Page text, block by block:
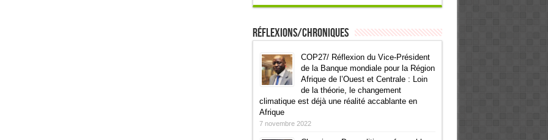
Réflexions/Chroniques
COP27/ Réflexion du Vice-Président
de la Banque mondiale pour la Région
Afrique de l’Ouest et Centrale : Loin
de la théorie, le changement
climatique est déjà une réalité accablante en
Afrique
7 novembre 2022